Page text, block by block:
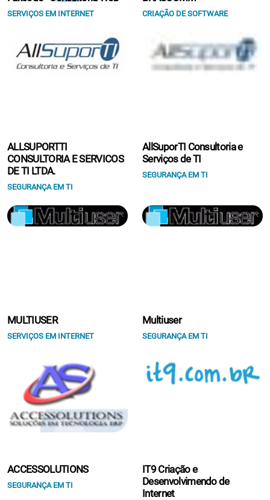
SERVIÇOS EM INTERNET CRIAÇÃO DE SOFTWARE
ALLSUPORTTI
CONSULTORIA E SERVICOS
DE TI LTDA.
SEGURANÇA EM TI
AllSuporTI Consultoria e
Serviços de TI
SEGURANÇA EM TI
MULTIUSER
SERVIÇOS EM INTERNET
Multiuser
SEGURANÇA EM TI
ACCESSOLUTIONS
SEGURANÇA EM TI
IT9 Criação e
Desenvolvimendo de
Internet